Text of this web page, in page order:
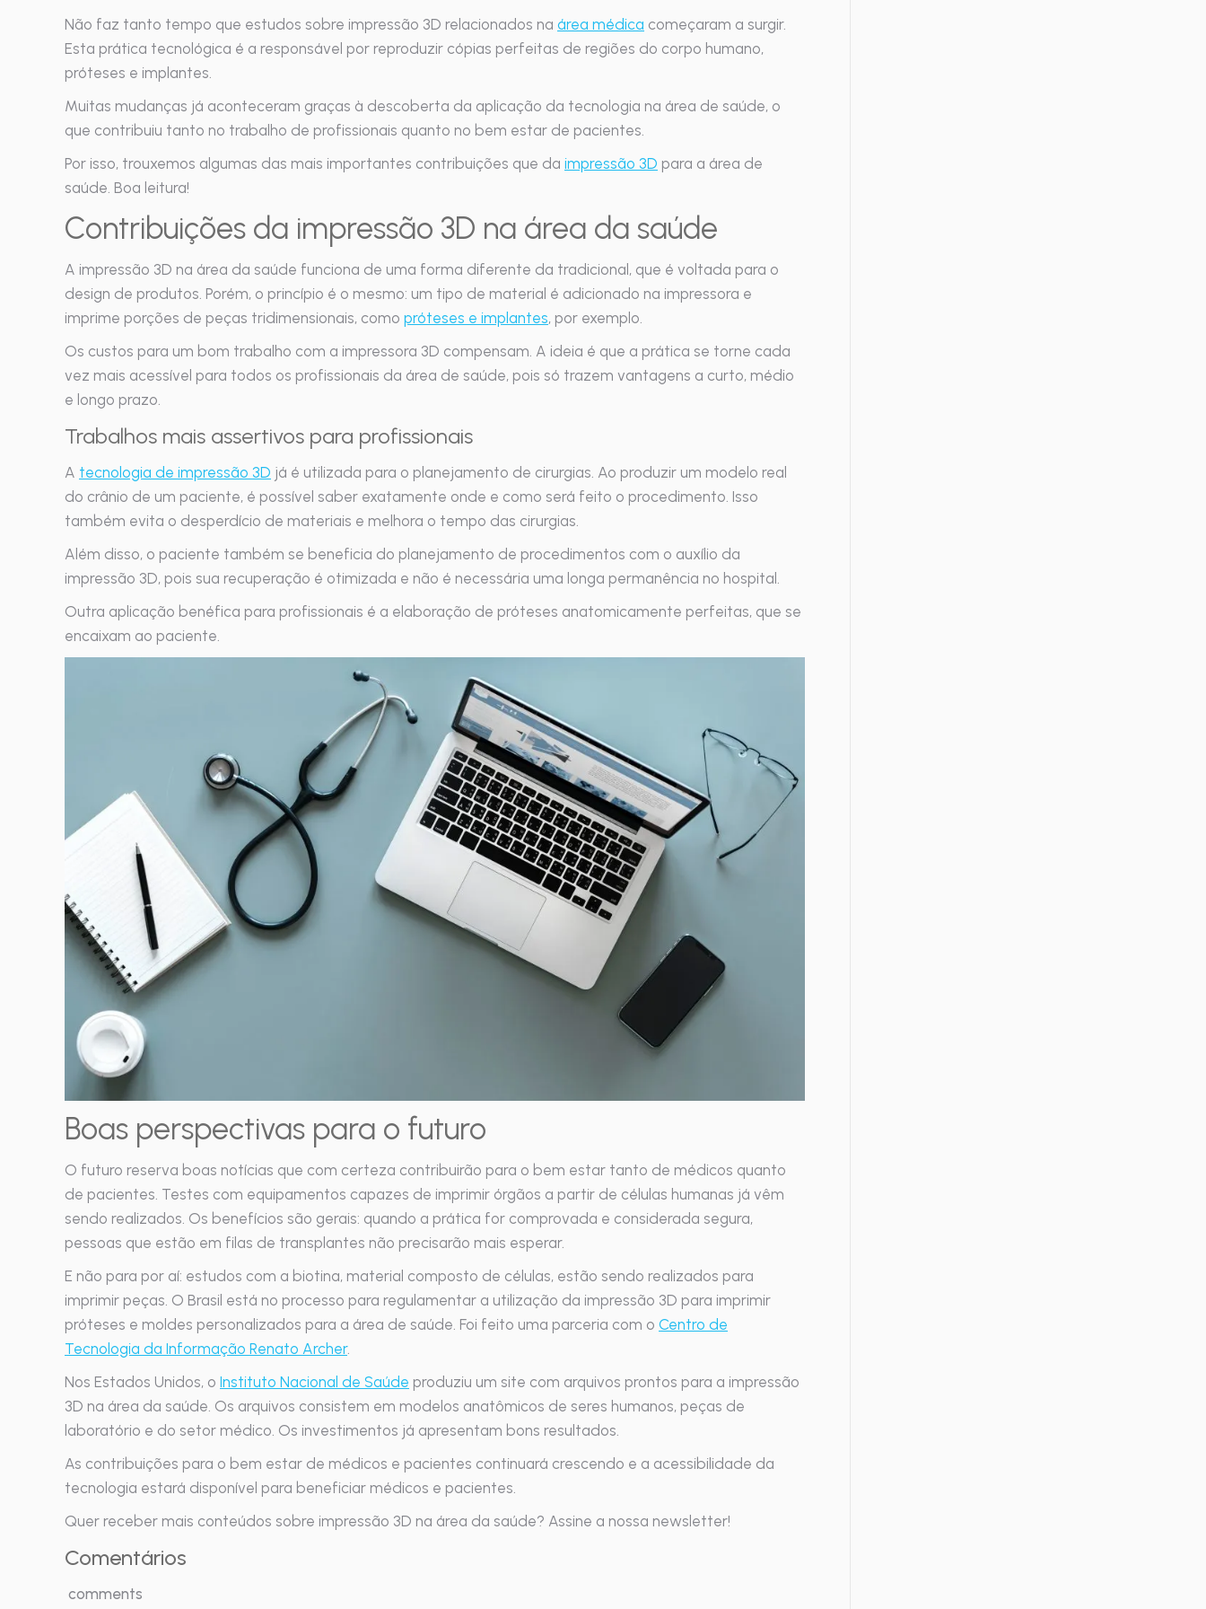
Não faz tanto tempo que estudos sobre impressão 3D relacionados na área médica começaram a surgir.
Esta prática tecnológica é a responsável por reproduzir cópias perfeitas de regiões do corpo humano,
próteses e implantes.
Muitas mudanças já aconteceram graças à descoberta da aplicação da tecnologia na área de saúde, o
que contribuiu tanto no trabalho de profissionais quanto no bem estar de pacientes.
Por isso, trouxemos algumas das mais importantes contribuições que da impressão 3D para a área de
saúde. Boa leitura!
Contribuições da impressão 3D na área da saúde
A impressão 3D na área da saúde funciona de uma forma diferente da tradicional, que é voltada para o
design de produtos. Porém, o princípio é o mesmo: um tipo de material é adicionado na impressora e
imprime porções de peças tridimensionais, como próteses e implantes, por exemplo.
Os custos para um bom trabalho com a impressora 3D compensam. A ideia é que a prática se torne cada
vez mais acessível para todos os profissionais da área de saúde, pois só trazem vantagens a curto, médio
e longo prazo.
Trabalhos mais assertivos para profissionais
A tecnologia de impressão 3D já é utilizada para o planejamento de cirurgias. Ao produzir um modelo real
do crânio de um paciente, é possível saber exatamente onde e como será feito o procedimento. Isso
também evita o desperdício de materiais e melhora o tempo das cirurgias.
Além disso, o paciente também se beneficia do planejamento de procedimentos com o auxílio da
impressão 3D, pois sua recuperação é otimizada e não é necessária uma longa permanência no hospital.
Outra aplicação benéfica para profissionais é a elaboração de próteses anatomicamente perfeitas, que se
encaixam ao paciente.
Boas perspectivas para o futuro
O futuro reserva boas notícias que com certeza contribuirão para o bem estar tanto de médicos quanto
de pacientes. Testes com equipamentos capazes de imprimir órgãos a partir de células humanas já vêm
sendo realizados. Os benefícios são gerais: quando a prática for comprovada e considerada segura,
pessoas que estão em filas de transplantes não precisarão mais esperar.
E não para por aí: estudos com a biotina, material composto de células, estão sendo realizados para
imprimir peças. O Brasil está no processo para regulamentar a utilização da impressão 3D para imprimir
próteses e moldes personalizados para a área de saúde. Foi feito uma parceria com o Centro de
Tecnologia da Informação Renato Archer.
Nos Estados Unidos, o Instituto Nacional de Saúde produziu um site com arquivos prontos para a impressão
3D na área da saúde. Os arquivos consistem em modelos anatômicos de seres humanos, peças de
laboratório e do setor médico. Os investimentos já apresentam bons resultados.
As contribuições para o bem estar de médicos e pacientes continuará crescendo e a acessibilidade da
tecnologia estará disponível para beneficiar médicos e pacientes.
Quer receber mais conteúdos sobre impressão 3D na área da saúde? Assine a nossa newsletter!
Comentários
comments